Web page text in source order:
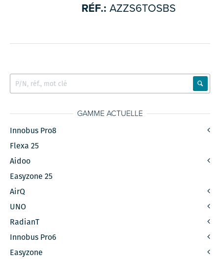
RÉF.: AZZS6TOSBS
GAMME ACTUELLE
Innobus Pro8
Flexa 25
Aidoo
Easyzone 25
AirQ
UNO
RadianT
Innobus Pro6
Easyzone